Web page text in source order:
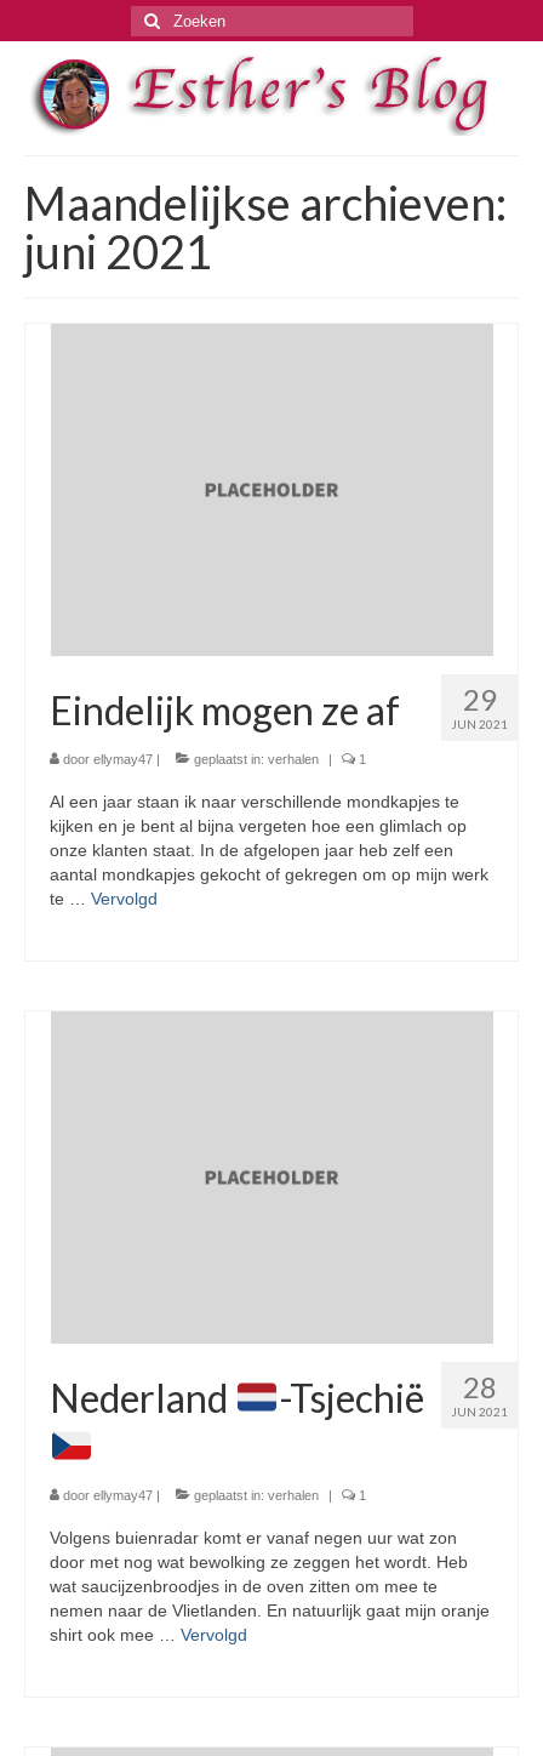
Zoeken
naar:
Maandelijkse archieven:
juni 2021
29
JUN 2021
Eindelijk mogen ze af
door ellymay47 | geplaatst in: verhalen | 1
Al een jaar staan ik naar verschillende mondkapjes te
kijken en je bent al bijna vergeten hoe een glimlach op
onze klanten staat. In de afgelopen jaar heb zelf een
aantal mondkapjes gekocht of gekregen om op mijn werk
te … Vervolgd
28
JUN 2021
Nederland -Tsjechië
door ellymay47 | geplaatst in: verhalen | 1
Volgens buienradar komt er vanaf negen uur wat zon
door met nog wat bewolking ze zeggen het wordt. Heb
wat saucijzenbroodjes in de oven zitten om mee te
nemen naar de Vlietlanden. En natuurlijk gaat mijn oranje
shirt ook mee … Vervolgd